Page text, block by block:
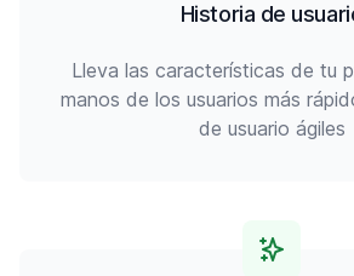
Historia de
Lleva las características de tu
manos de los usuarios más
de usuario ágiles